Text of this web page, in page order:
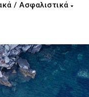
/ Ασφαλιστικά